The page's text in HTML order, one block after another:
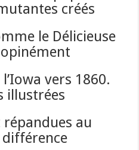
créés
le Délicieuse
vers 1860.
illustrées
au